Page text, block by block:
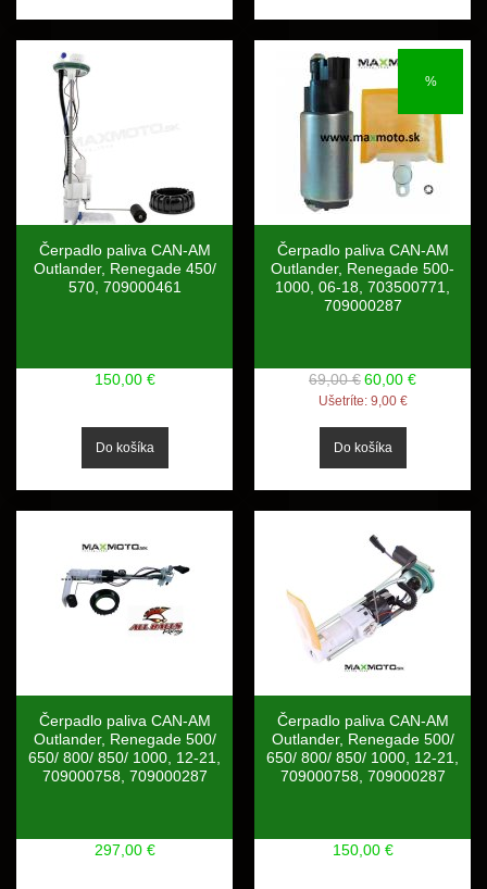
Čerpadlo paliva CAN-AM
Outlander, Renegade 450/
570, 709000461
150,00 €
%
Čerpadlo paliva CAN-AM
Outlander, Renegade 500-
1000, 06-18, 703500771,
709000287
69,00 €60,00 €
Ušetríte: 9,00 €
Čerpadlo paliva CAN-AM
Outlander, Renegade 500/
650/ 800/ 850/ 1000, 12-21,
709000758, 709000287
297,00 €
Čerpadlo paliva CAN-AM
Outlander, Renegade 500/
650/ 800/ 850/ 1000, 12-21,
709000758, 709000287
150,00 €